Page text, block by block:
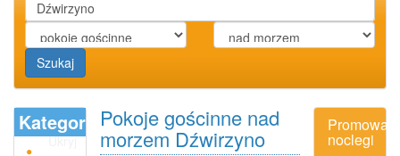
Szukaj
Kategoria
Ukryj
Pokoje gościnne nad
morzem Dźwirzyno noclegi